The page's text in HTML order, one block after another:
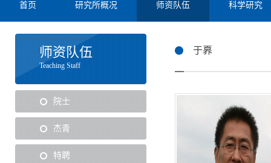
首页 研究所概况 师资队伍 科学研究
师资队伍
Teaching Staff
院士
杰青
特聘
于奡